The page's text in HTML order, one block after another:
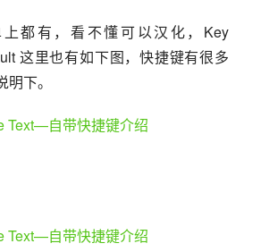
都有，看不懂可以汉化，Key
这里也有如下图，快捷键有很多
下。